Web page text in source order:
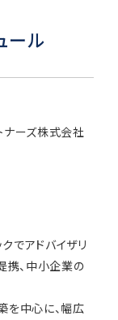
ール
ナーズ株式会社
でアドバイザリ
携、中小企業の
を中心に、幅広